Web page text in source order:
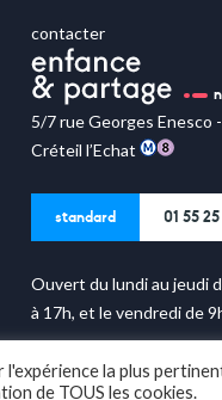
contacter
5/7 rue Georges Enesco
Créteil l’Echat
standard 01 55
Ouvert du lundi au jeudi
à 17h, et le vendredi de
la plus
de TOUS les cookies.